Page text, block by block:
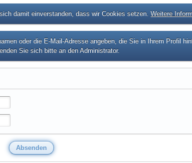
damit einverstanden, dass wir Cookies setzen.Weitere
oder die E-Mail-Adresse angeben, die Sie in Ihrem Profil
Sie sich bitte an den Administrator.